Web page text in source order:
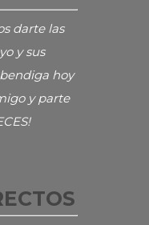
darte las
y sus
hoy
y parte